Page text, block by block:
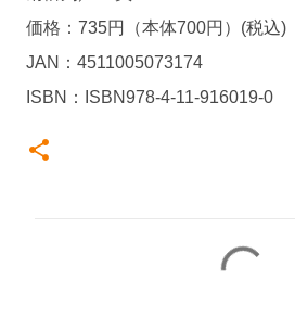
価格：735円（本体700円）(税込)
JAN：4511005073174
ISBN：ISBN978-4-11-916019-0